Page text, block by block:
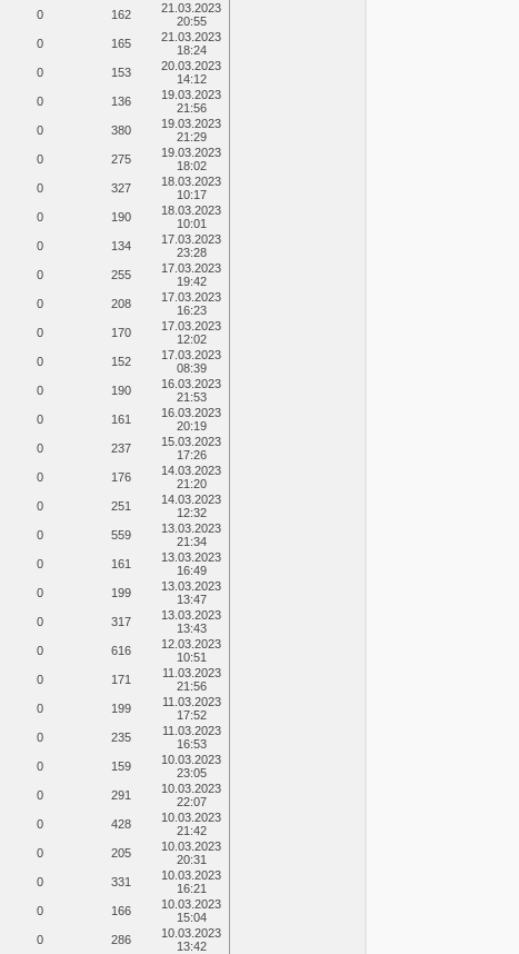
0 162
21.03.2023
20:55
0 165
21.03.2023
18:24
0 153
20.03.2023
14:12
0 136
19.03.2023
21:56
0 380
19.03.2023
21:29
0 275
19.03.2023
18:02
0 327
18.03.2023
10:17
0 190
18.03.2023
10:01
0 134
17.03.2023
23:28
0 255
17.03.2023
19:42
0 208
17.03.2023
16:23
0 170
17.03.2023
12:02
0 152
17.03.2023
08:39
0 190
16.03.2023
21:53
0 161
16.03.2023
20:19
0 237
15.03.2023
17:26
0 176
14.03.2023
21:20
0 251
14.03.2023
12:32
0 559
13.03.2023
21:34
0 161
13.03.2023
16:49
0 199
13.03.2023
13:47
0 317
13.03.2023
13:43
0 616
12.03.2023
10:51
0 171
11.03.2023
21:56
0 199
11.03.2023
17:52
0 235
11.03.2023
16:53
0 159
10.03.2023
23:05
0 291
10.03.2023
22:07
0 428
10.03.2023
21:42
0 205
10.03.2023
20:31
0 331
10.03.2023
16:21
0 166
10.03.2023
15:04
0 286
10.03.2023
13:42